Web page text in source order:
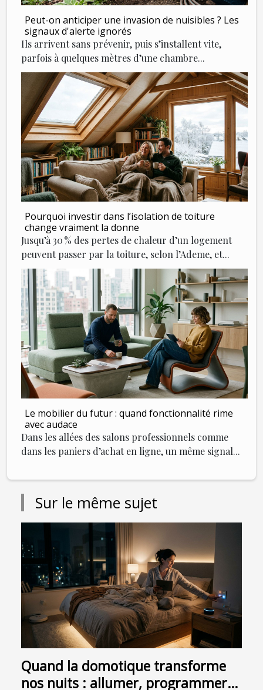
Peut-on anticiper une invasion de nuisibles ? Les
signaux d'alerte ignorés
Ils arrivent sans prévenir, puis s’installent vite,
parfois à quelques mètres d’une chambre...
Pourquoi investir dans l’isolation de toiture
change vraiment la donne
Jusqu’à 30 % des pertes de chaleur d’un logement
peuvent passer par la toiture, selon l’Ademe, et...
Le mobilier du futur : quand fonctionnalité rime
avec audace
Dans les allées des salons professionnels comme
dans les paniers d’achat en ligne, un même signal...
Sur le même sujet
Quand la domotique transforme
nos nuits : allumer, programmer